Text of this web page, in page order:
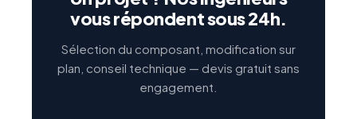
vous répondent sous 24h.
Sélection du composant, modification sur
plan, conseil technique — devis gratuit sans
engagement.